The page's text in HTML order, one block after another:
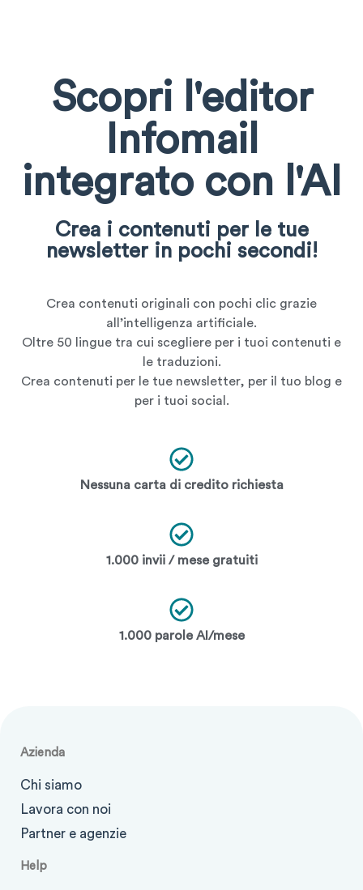
Scopri l'editor
Infomail
integrato con l'AI
Crea i contenuti per le tue
newsletter in pochi secondi!
Crea contenuti originali con pochi clic grazie
all’intelligenza artificiale.
Oltre 50 lingue tra cui scegliere per i tuoi contenuti e
le traduzioni.
Crea contenuti per le tue newsletter, per il tuo blog e
per i tuoi social.
Nessuna carta di credito richiesta
1.000 invii / mese gratuiti
1.000 parole AI/mese
Azienda
Chi siamo
Lavora con noi
Partner e agenzie
Help